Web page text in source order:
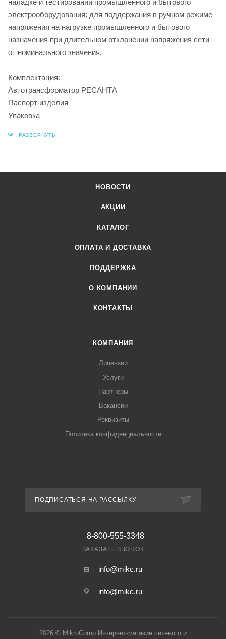
наладке и тестировании промышленного и бытового
электрооборудования; для поддержания в ручном режиме
напряжения на нагрузке промышленного и бытового
назначения при длительном отклонении напряжения сети –
от номинального значения.
Комплектация:
Автотрансформатор РЕСАНТА
Паспорт изделия
Упаковка
НОВОСТИ
АКЦИИ
КАТАЛОГ
ОПЛАТА И ДОСТАВКА
ПОДДЕРЖКА
О КОМПАНИИ
КОНТАКТЫ
КОМПАНИЯ
Лицензии
Услуги
Партнеры
Вакансии
Реквизиты
Политика конфиденциальности
ПОДПИСАТЬСЯ НА РАССЫЛКУ
8-800-555-3348
ЗАКАЗАТЬ ЗВОНОК
info@mikc.ru
info@mikc.ru
2026 © MikroComp Интернет-магазин сетевого и